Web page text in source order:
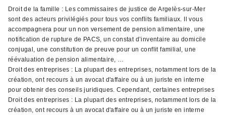
Droit de la famille : Les commissaires de justice de Argelès-sur-Mer
sont des acteurs privilégiés pour tous vos conflits familiaux. Il vous
accompagnera pour un non versement de pension alimentaire, une
notification de rupture de PACS, un constat d’inventaire au domicile
conjugal, une constitution de preuve pour un conflit familial, une
réévaluation de pension alimentaire, …
Droit des entreprises : La plupart des entreprises, notamment lors de la
création, ont recours à un avocat d'affaire ou à un juriste en interne
pour obtenir des conseils juridiques. Cependant, certaines entreprises
Droit des entreprises : La plupart des entreprises, notamment lors de la
création, ont recours à un avocat d'affaire ou à un juriste en interne